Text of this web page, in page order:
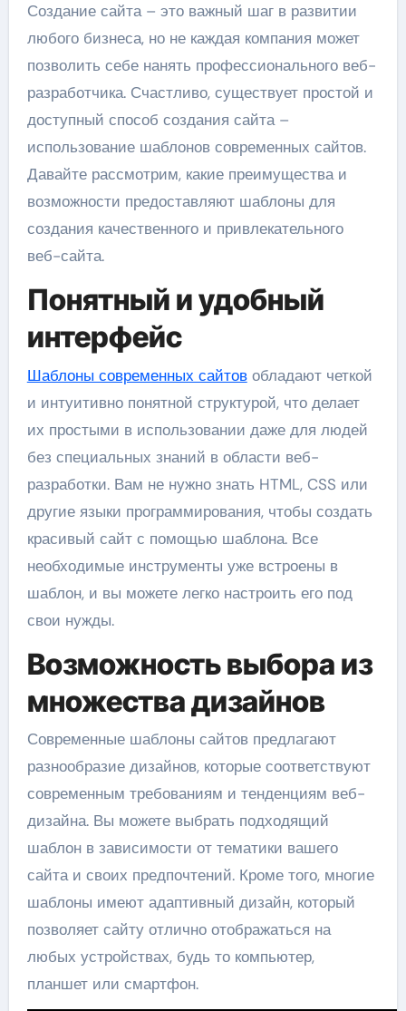
Создание сайта – это важный шаг в развитии
любого бизнеса, но не каждая компания может
позволить себе нанять профессионального веб-
разработчика. Счастливо, существует простой и
доступный способ создания сайта –
использование шаблонов современных сайтов.
Давайте рассмотрим, какие преимущества и
возможности предоставляют шаблоны для
создания качественного и привлекательного
веб-сайта.
Понятный и удобный
интерфейс
Шаблоны современных сайтовобладают четкой
и интуитивно понятной структурой, что делает
их простыми в использовании даже для людей
без специальных знаний в области веб-
разработки. Вам не нужно знать HTML, CSS или
другие языки программирования, чтобы создать
красивый сайт с помощью шаблона. Все
необходимые инструменты уже встроены в
шаблон, и вы можете легко настроить его под
свои нужды.
Возможность выбора из
множества дизайнов
Современные шаблоны сайтов предлагают
разнообразие дизайнов, которые соответствуют
современным требованиям и тенденциям веб-
дизайна. Вы можете выбрать подходящий
шаблон в зависимости от тематики вашего
сайта и своих предпочтений. Кроме того, многие
шаблоны имеют адаптивный дизайн, который
позволяет сайту отлично отображаться на
любых устройствах, будь то компьютер,
планшет или смартфон.